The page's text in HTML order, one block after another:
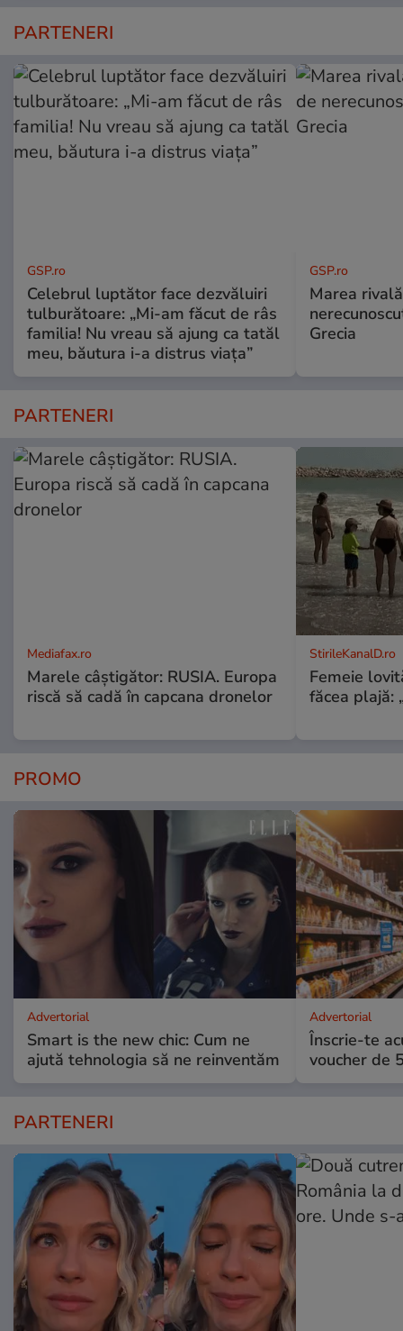
PARTENERI
GSP.ro
Celebrul luptător face dezvăluiri
tulburătoare: „Mi-am făcut de râs
familia! Nu vreau să ajung ca tatăl
meu, băutura i-a distrus viața”
GSP.ro
Marea
Grecia
PARTENERI
Mediafax.ro
Marele câștigător: RUSIA. Europa
riscă să cadă în capcana dronelor
StirileKanalD.ro
Femeie
făcea plajă:
PROMO
Advertorial
Smart is the new chic: Cum ne
ajută tehnologia să ne reinventăm
Advertorial
Înscrie-te
voucher de
PARTENERI